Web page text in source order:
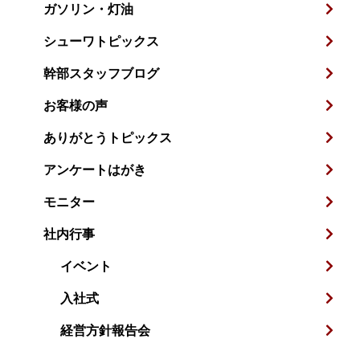
ガソリン・灯油
シューワトピックス
幹部スタッフブログ
お客様の声
ありがとうトピックス
アンケートはがき
モニター
社内行事
イベント
入社式
経営方針報告会